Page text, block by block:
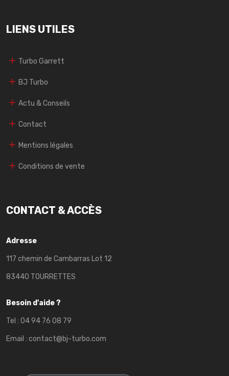
LIENS UTILES
Turbo Garrett
BJ Turbo
Actu & Conseils
Contact
Mentions légales
Conditions de vente
CONTACT & ACCÈS
Adresse
117 chemin de Cambarras Lot 12
83440 TOURRETTES
Besoin d'aide ?
Tel : 04 94 76 08 79
Email : contact@bj-turbo.com